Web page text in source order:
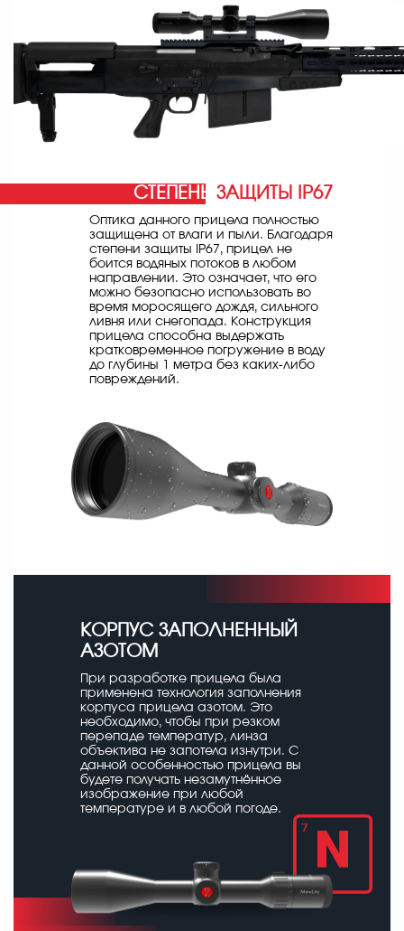
CТЕПЕНЬ ЗАЩИТЫ IP67
Оптика данного прицела полностью
защищена от влаги и пыли. Благодаря
степени защиты IP67, прицел не
боится водяных потоков в любом
направлении. Это означает, что его
можно безопасно использовать во
время моросящего дождя, сильного
ливня или снегопада. Конструкция
прицела способна выдержать
кратковременное погружение в воду
до глубины 1 метра без каких-либо
повреждений.
КОРПУС ЗАПОЛНЕННЫЙ
АЗОТОМ
При разработке прицела была
применена технология заполнения
корпуса прицела азотом. Это
необходимо, чтобы при резком
перепаде температур, линза
объектива не запотела изнутри. С
данной особенностью прицела вы
будете получать незамутнённое
изображение при любой
температуре и в любой погоде.